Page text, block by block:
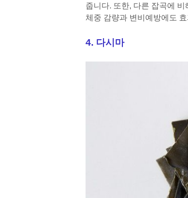
줍니다. 또한, 다른 잡곡에
체중 감량과 변비예방에도
4. 다시마